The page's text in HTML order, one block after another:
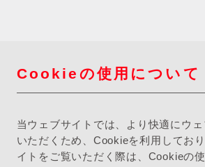
Cookieの使用について
当ウェブサイトでは、より快適にウ
いただくため、Cookieを利用してお
イトをご覧いただく際は、Cookieの